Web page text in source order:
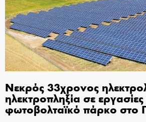
Νεκρός 33χρονος
ηλεκτροπληξία σε
φωτοβολταϊκό πάρκο στο